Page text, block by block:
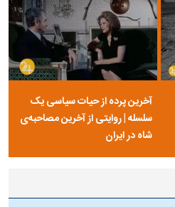
آخرین پرده از حیات سیاسی یک
سلسله | روایتی از آخرین مصاحبه‌ی
شاه در ایران